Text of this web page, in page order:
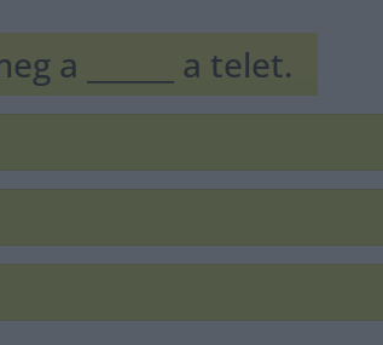
a ______ a telet.